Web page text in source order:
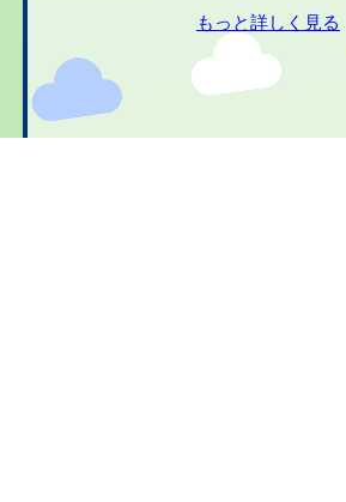
もっと詳しく見る